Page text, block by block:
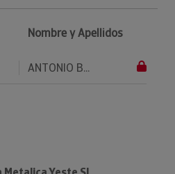
Nombre y Apellidos
ANTONIO B...